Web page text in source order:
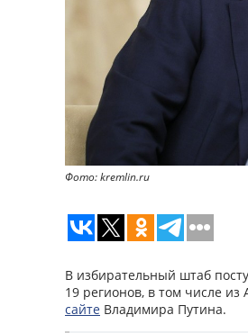
Фото: kremlin.ru
В избирательный штаб
19 регионов, в том числе из
сайте Владимира Путина.